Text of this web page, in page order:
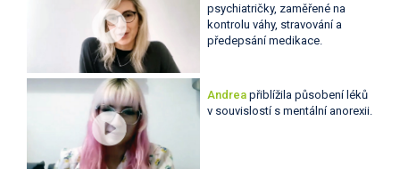
psychiatričky, zaměřené na
kontrolu váhy, stravování a
předepsání medikace.
Andrea přiblížila působení léků
v souvislostí s mentální anorexii.